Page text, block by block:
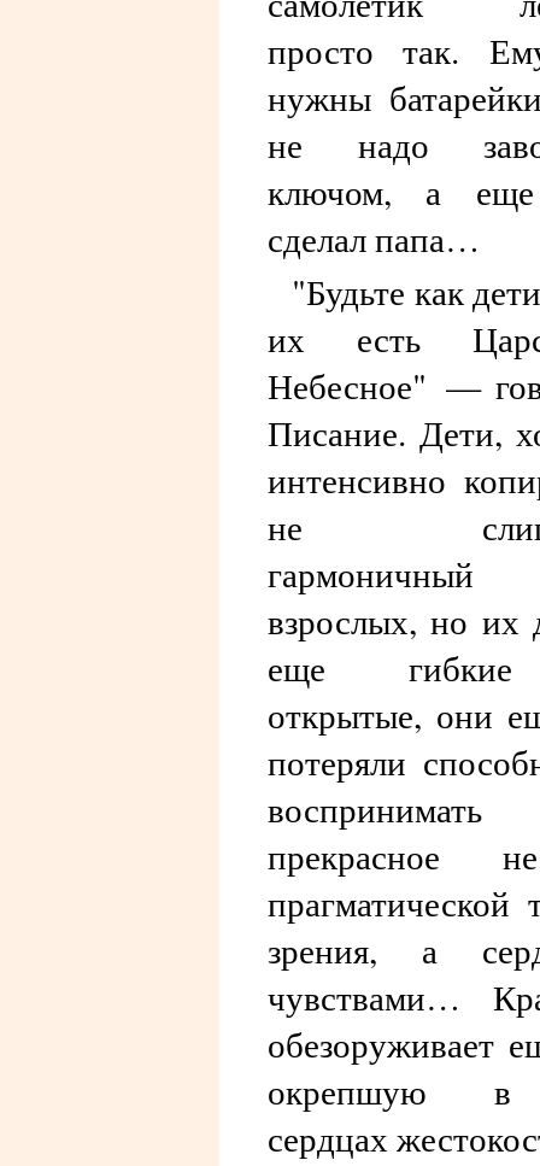
просто так.
нужны
не надо
ключом, а
сделал папа…
"Будьте как
их есть
Небесное" —
Писание. Дети,
интенсивно
не
взрослых, но их
еще
открытые, они
потеряли
воспринимать
прекрасное
прагматической
зрения, а
чувствами…
обезоруживает
окрепшую
сердцах